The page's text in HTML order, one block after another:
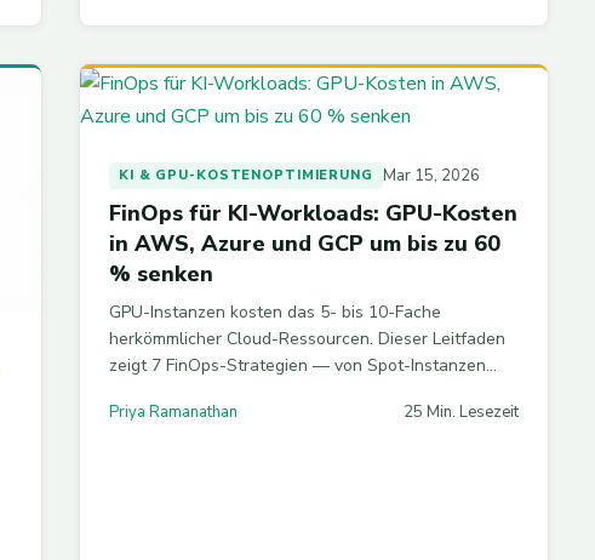
KI & GPU-KOSTENOPTIMIERUNG Mar 15, 2026
FinOps für KI-Workloads: GPU-Kosten
in AWS, Azure und GCP um bis zu 60
% senken
GPU-Instanzen kosten das 5- bis 10-Fache
herkömmlicher Cloud-Ressourcen. Dieser Leitfaden
zeigt 7 FinOps-Strategien — von Spot-Instanzen
Sie Ihre KI-Cloud-Kosten um 40–60 % senken.
Priya Ramanathan 25 Min. Lesezeit